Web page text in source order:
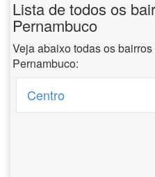
Lista de todos os
Pernambuco
Veja abaixo todas os
Pernambuco:
Centro